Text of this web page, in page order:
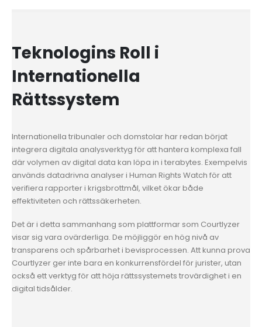
Teknologins Roll i
Internationella
Rättssystem
Internationella tribunaler och domstolar har redan börjat
integrera digitala analysverktyg för att hantera komplexa fall
där volymen av digital data kan löpa in i terabytes. Exempelvis
används datadrivna analyser i Human Rights Watch för att
verifiera rapporter i krigsbrottmål, vilket ökar både
effektiviteten och rättssäkerheten.
Det är i detta sammanhang som plattformar som Courtlyzer
visar sig vara ovärderliga. De möjliggör en hög nivå av
transparens och spårbarhet i bevisprocessen. Att kunna prova
Courtlyzer ger inte bara en konkurrensfördel för jurister, utan
också ett verktyg för att höja rättssystemets trovärdighet i en
digital tidsålder.